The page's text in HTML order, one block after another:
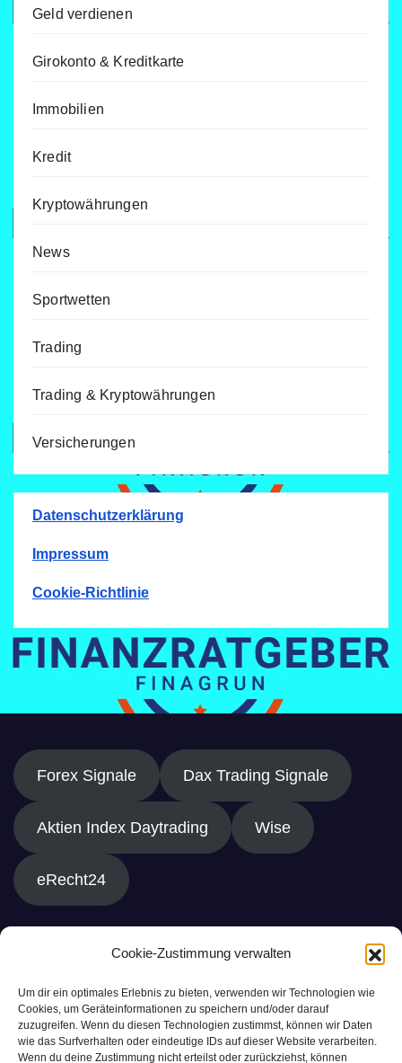
Cookie-Zustimmung verwalten
Um dir ein optimales Erlebnis zu bieten, verwenden wir Technologien wie
Cookies, um Geräteinformationen zu speichern und/oder darauf
zuzugreifen. Wenn du diesen Technologien zustimmst, können wir Daten
wie das Surfverhalten oder eindeutige IDs auf dieser Website verarbeiten.
Wenn du deine Zustimmung nicht erteilst oder zurückziehst, können
Geld verdienen
Girokonto & Kreditkarte
Immobilien
Kredit
Kryptowährungen
News
Sportwetten
Trading
Trading & Kryptowährungen
Versicherungen
Datenschutzerklärung
Impressum
Cookie-Richtlinie
Forex Signale Dax Trading Signale
Aktien Index Daytrading Wise
eRecht24